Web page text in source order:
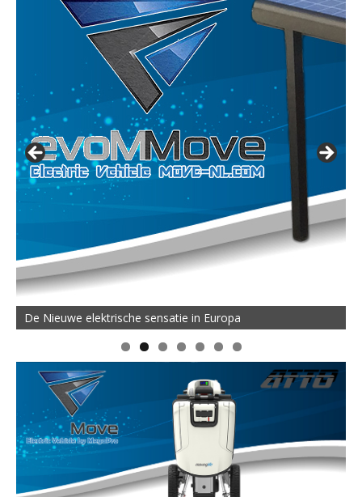
De Nieuwe elektrische sensatie in Europa